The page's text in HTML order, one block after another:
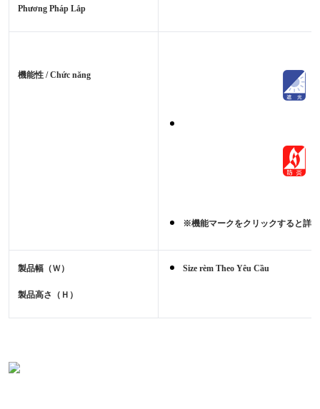
Phương Pháp Lắp
機能性 / Chức năng
※機能マークをクリックすると詳
製品幅（Ｗ）
製品高さ（Ｈ）
Size rèm Theo Yêu Cầu